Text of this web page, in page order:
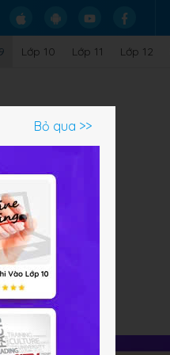
Lớp 10 Lớp 11 Lớp 12
Bỏ qua >>